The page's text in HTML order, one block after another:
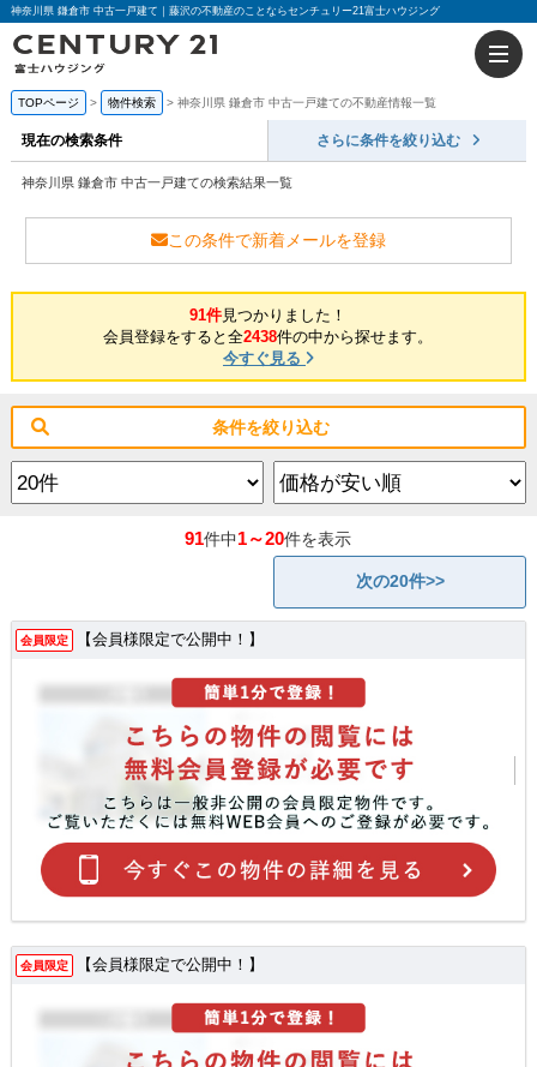
神奈川県 鎌倉市 中古一戸建て｜藤沢の不動産のことならセンチュリー21富士ハウジング
TOPページ 物件検索 神奈川県 鎌倉市 中古一戸建ての不動産情報一覧
現在の検索条件 さらに条件を絞り込む
神奈川県 鎌倉市 中古一戸建ての検索結果一覧
この条件で新着メールを登録
91件見つかりました！
会員登録をすると全2438件の中から探せます。
今すぐ見る
条件を絞り込む
91件中1～20件を表示
次の20件>>
会員限定 【会員様限定で公開中！】
会員限定 【会員様限定で公開中！】